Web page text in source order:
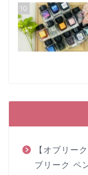
10
【オブリー
ブリーク ペ